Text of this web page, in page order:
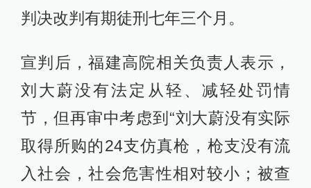
判决改判有期徒刑七年三个月。
宣判后，福建高院相关负责人表示，
刘大蔚没有法定从轻、减轻处罚情
节，但再审中考虑到“刘大蔚没有实际
取得所购的24支仿真枪，枪支没有流
入社会，社会危害性相对较小；被查